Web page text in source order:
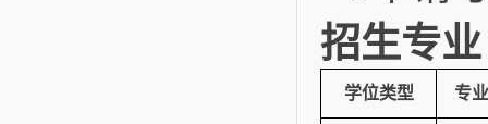
招生专业
学位类型 专